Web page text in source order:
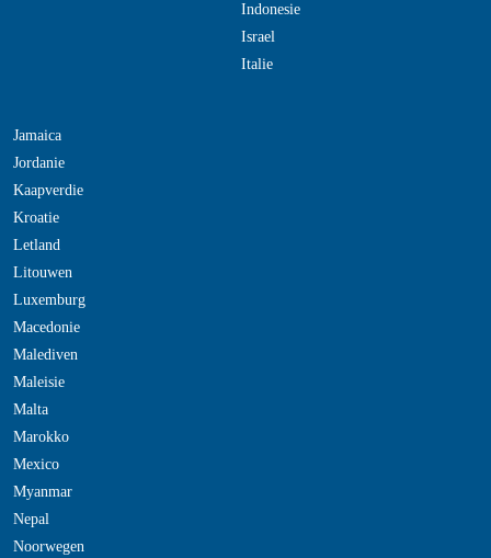
Indonesie
Israel
Italie
Jamaica
Jordanie
Kaapverdie
Kroatie
Letland
Litouwen
Luxemburg
Macedonie
Malediven
Maleisie
Malta
Marokko
Mexico
Myanmar
Nepal
Noorwegen